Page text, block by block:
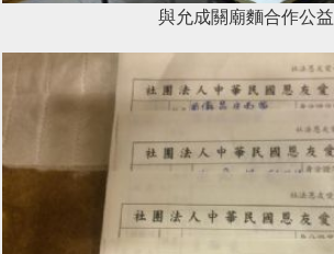
與允成關廟麵合作公益